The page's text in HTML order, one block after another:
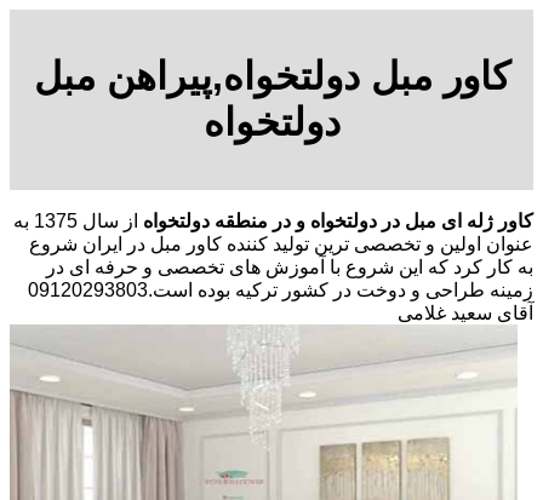
کاور مبل دولتخواه,پیراهن مبل
دولتخواه
کاور ژله ای مبل در دولتخواه و در منطقه دولتخواه
از سال 1375 به
عنوان اولین و تخصصی ترین تولید کننده کاور مبل در ایران شروع
به کار کرد که این شروع با آموزش های تخصصی و حرفه ای در
زمینه طراحی و دوخت در کشور ترکیه بوده است.09120293803
آقای سعید غلامی